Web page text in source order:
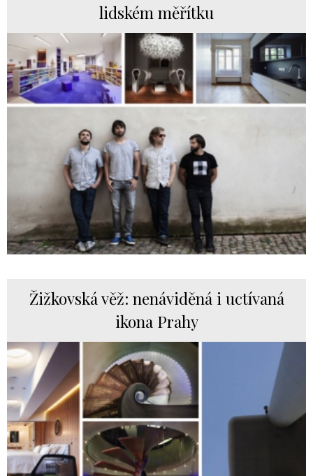
lidském měřítku
Žižkovská věž: nenáviděná i uctívaná
ikona Prahy